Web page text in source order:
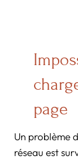
page
Un problème
réseau est